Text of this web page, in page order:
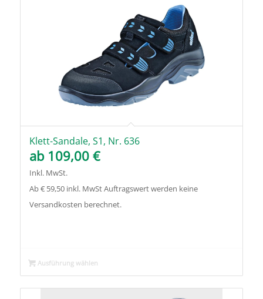
Klett-Sandale, S1, Nr. 636
ab 109,00 €
Inkl. MwSt.
Ab € 59,50 inkl. MwSt Auftragswert werden keine
Versandkosten berechnet.
Ausführung wählen